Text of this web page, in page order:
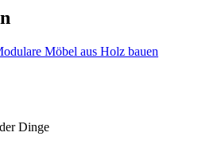
Möbel aus Holz bauen
Dinge